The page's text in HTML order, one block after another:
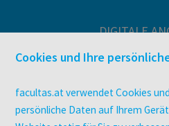
DIGITALE
utb
E-
Cookies und Ihre
facultas.at verwendet Cookies
persönliche Daten auf Ihrem